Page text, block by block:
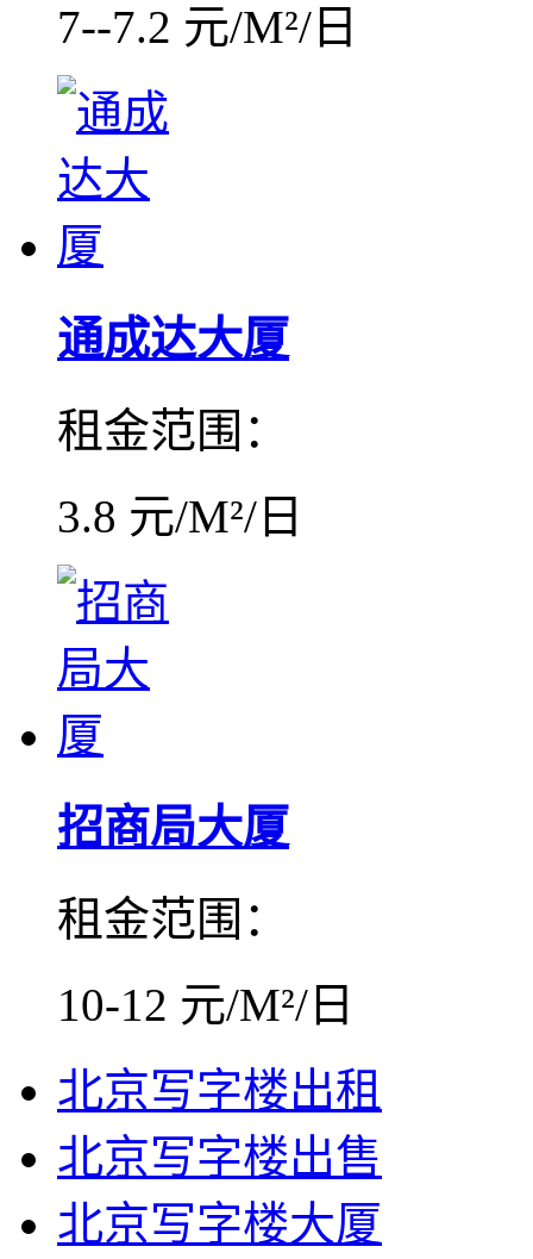
7--7.2 元/M²/日
通成达大厦
租金范围：
3.8 元/M²/日
招商局大厦
租金范围：
10-12 元/M²/日
北京写字楼出租
北京写字楼出售
北京写字楼大厦